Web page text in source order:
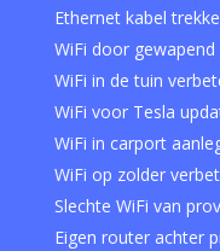
Ethernet kabel
WiFi door
WiFi in de tuin
WiFi voor Tesla
WiFi in carport
WiFi op zolder
Slechte WiFi van
Eigen router achter